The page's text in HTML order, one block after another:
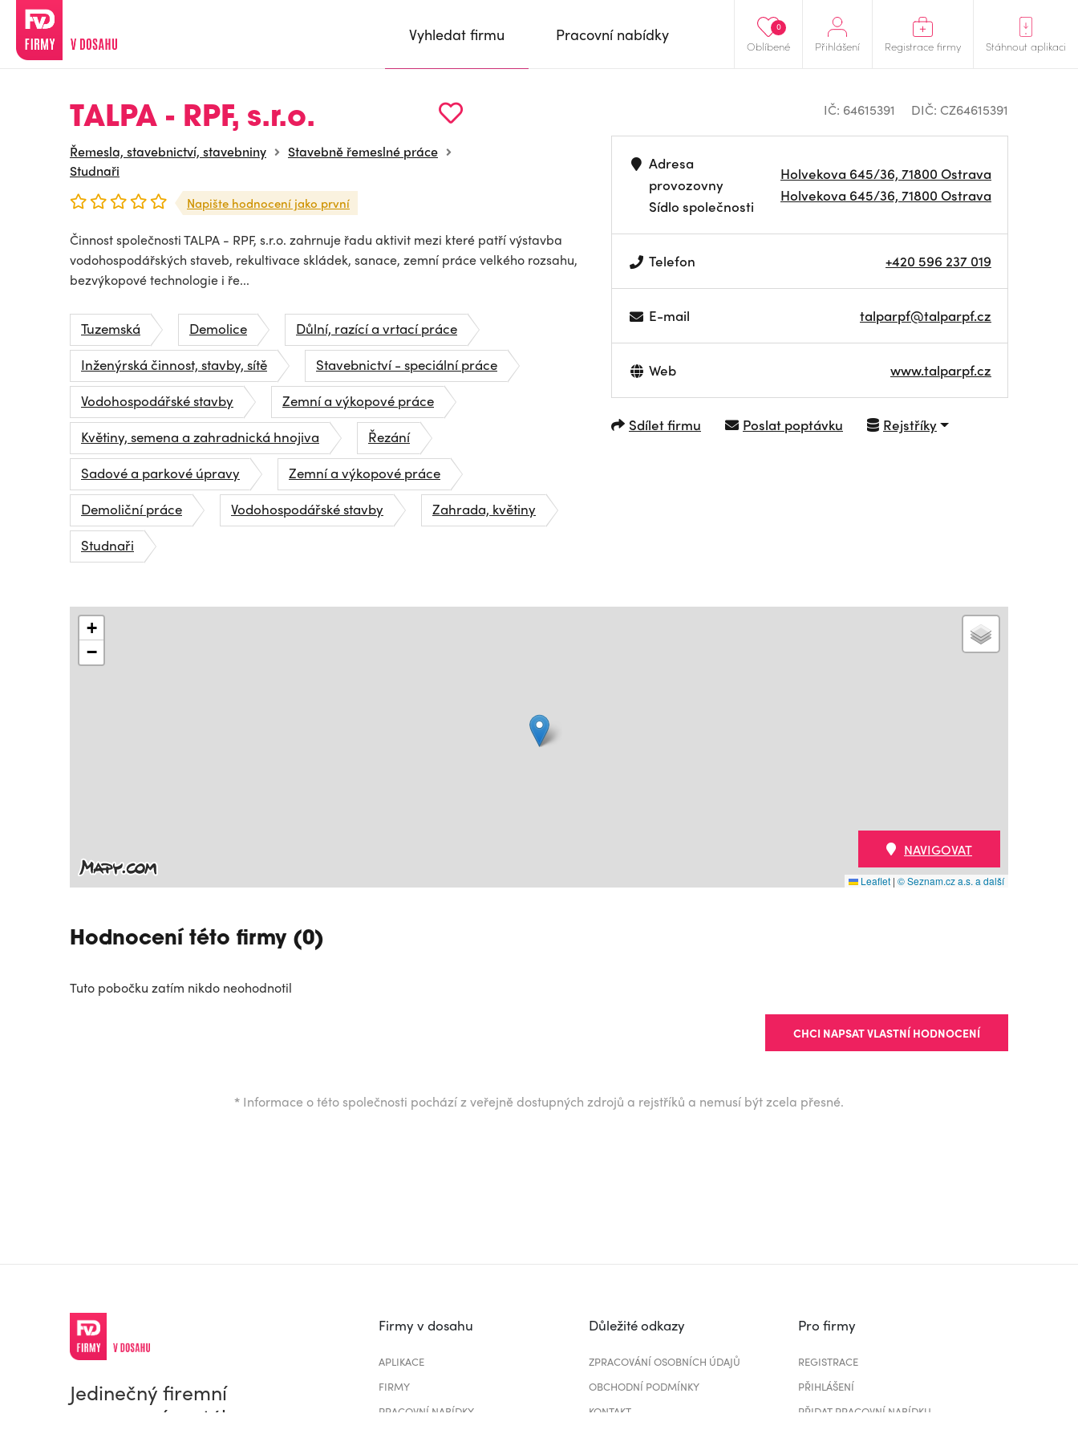
Oblíbené
0
Přihlášení Registrace firmy Stáhnout aplikaci
Vyhledat firmu Pracovní nabídky
TALPA - RPF, s.r.o.
Řemesla, stavebnictví, stavebniny
Stavebně řemeslné práce
Studnaři
Napište hodnocení jako první
Činnost společnosti TALPA - RPF, s.r.o. zahrnuje řadu aktivit mezi které patří výstavba
vodohospodářských staveb, rekultivace skládek, sanace, zemní práce velkého rozsahu,
bezvýkopové technologie i ře...
Tuzemská Demolice
Důlní, razící a vrtací práce
Inženýrská činnost, stavby, sítě
Stavebnictví - speciální práce
Vodohospodářské stavby
Zemní a výkopové práce
Květiny, semena a zahradnická hnojiva
Řezání
Sadové a parkové úpravy
Zemní a výkopové práce
Demoliční práce
Vodohospodářské stavby
Zahrada, květiny
Studnaři
IČ: 64615391 DIČ: CZ64615391
Adresa
provozovny
Sídlo společnosti
Holvekova 645/36, 71800 Ostrava
Holvekova 645/36, 71800 Ostrava
Telefon +420 596 237 019
E-mail talparpf@talparpf.cz
Web www.talparpf.cz
Sdílet firmu Poslat poptávku Rejstříky
+
−
Leaflet | © Seznam.cz a.s. a další
NAVIGOVAT
Hodnocení této firmy (0)
Tuto pobočku zatím nikdo neohodnotil
CHCI NAPSAT VLASTNÍ HODNOCENÍ
* Informace o této společnosti pochází z veřejně dostupných zdrojů a rejstříků a nemusí být zcela přesné.
Jedinečný firemní
a pracovní portál
Firmy v dosahu
APLIKACE
FIRMY
PRACOVNÍ NABÍDKY
Důležité odkazy
ZPRACOVÁNÍ OSOBNÍCH ÚDAJŮ
OBCHODNÍ PODMÍNKY
KONTAKT
Pro firmy
REGISTRACE
PŘIHLÁŠENÍ
PŘIDAT PRACOVNÍ NABÍDKU